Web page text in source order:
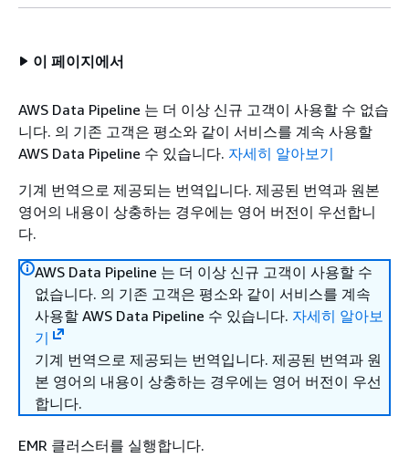
이 페이지에서
AWS Data Pipeline 는 더 이상 신규 고객이 사용할 수 없습
니다. 의 기존 고객은 평소와 같이 서비스를 계속 사용할
AWS Data Pipeline 수 있습니다. 자세히 알아보기
기계 번역으로 제공되는 번역입니다. 제공된 번역과 원본
영어의 내용이 상충하는 경우에는 영어 버전이 우선합니
다.
AWS Data Pipeline 는 더 이상 신규 고객이 사용할 수
없습니다. 의 기존 고객은 평소와 같이 서비스를 계속
사용할 AWS Data Pipeline 수 있습니다. 자세히 알아보
기
기계 번역으로 제공되는 번역입니다. 제공된 번역과 원
본 영어의 내용이 상충하는 경우에는 영어 버전이 우선
합니다.
EMR 클러스터를 실행합니다.